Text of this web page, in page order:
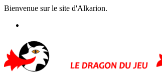
Bienvenue sur le site d'Alkarion.